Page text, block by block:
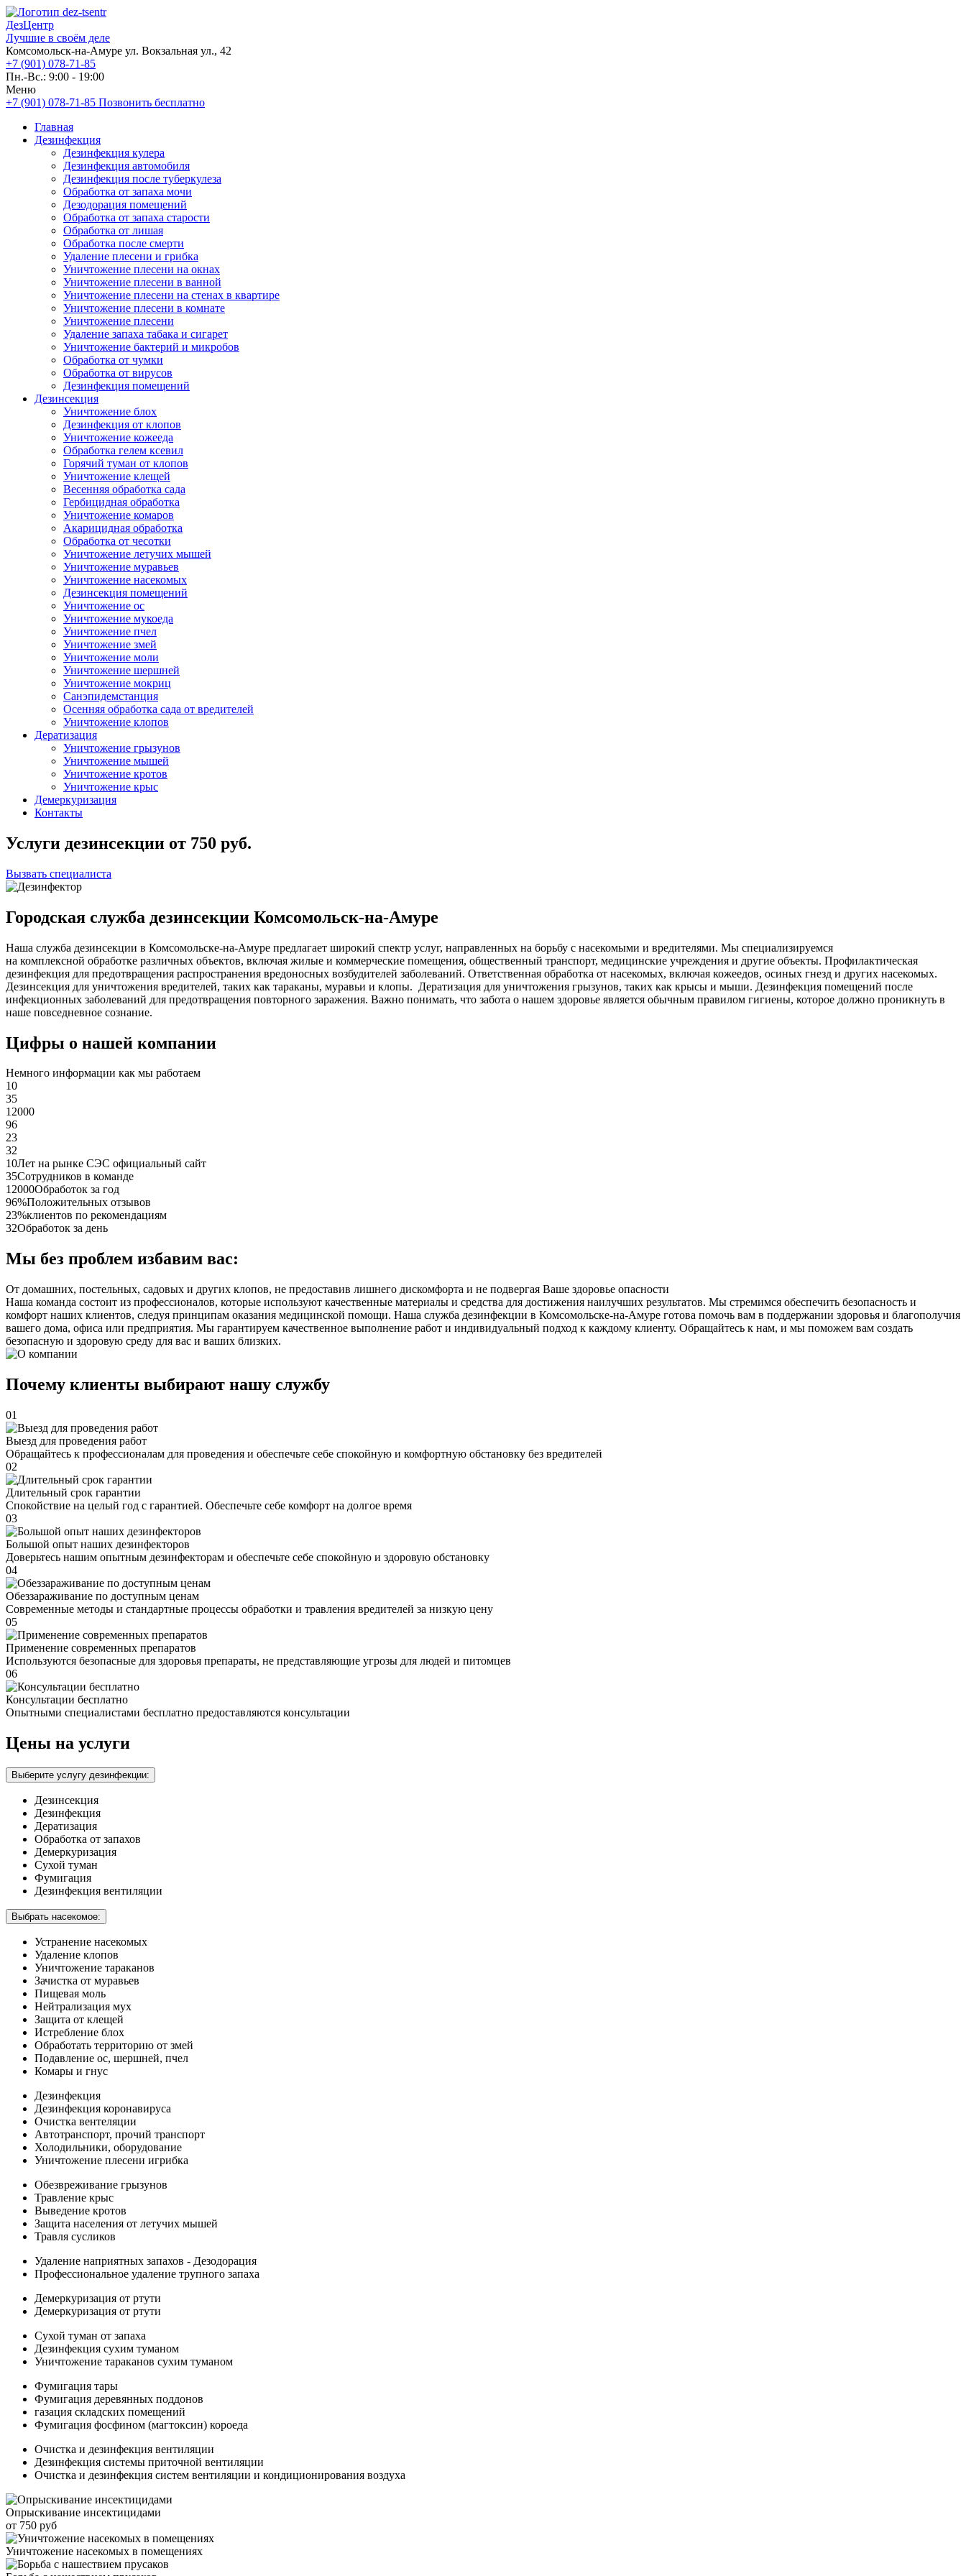
ДезЦентр
Лучшие в своём деле
Комсомольск-на-Амуре ул. Вокзальная ул., 42
+7 (901) 078-71-85
Пн.-Вс.: 9:00 - 19:00
Меню
+7 (901) 078-71-85 Позвонить бесплатно
Главная
Дезинфекция
Дезинфекция кулера
Дезинфекция автомобиля
Дезинфекция после туберкулеза
Обработка от запаха мочи
Дезодорация помещений
Обработка от запаха старости
Обработка от лишая
Обработка после смерти
Удаление плесени и грибка
Уничтожение плесени на окнах
Уничтожение плесени в ванной
Уничтожение плесени на стенах в квартире
Уничтожение плесени в комнате
Уничтожение плесени
Удаление запаха табака и сигарет
Уничтожение бактерий и микробов
Обработка от чумки
Обработка от вирусов
Дезинфекция помещений
Дезинсекция
Уничтожение блох
Дезинфекция от клопов
Уничтожение кожееда
Обработка гелем ксевил
Горячий туман от клопов
Уничтожение клещей
Весенняя обработка сада
Гербицидная обработка
Уничтожение комаров
Акарицидная обработка
Обработка от чесотки
Уничтожение летучих мышей
Уничтожение муравьев
Уничтожение насекомых
Дезинсекция помещений
Уничтожение ос
Уничтожение мукоеда
Уничтожение пчел
Уничтожение змей
Уничтожение моли
Уничтожение шершней
Уничтожение мокриц
Санэпидемстанция
Осенняя обработка сада от вредителей
Уничтожение клопов
Дератизация
Уничтожение грызунов
Уничтожение мышей
Уничтожение кротов
Уничтожение крыс
Демеркуризация
Контакты
Услуги дезинсекции от 750 руб.
Вызвать специалиста
Городская служба дезинсекции Комсомольск-на-Амуре
Наша служба дезинсекции в Комсомольске-на-Амуре предлагает широкий спектр услуг, направленных на борьбу с насекомыми и вредителями. Мы специализируемся
на комплексной обработке различных объектов, включая жилые и коммерческие помещения, общественный транспорт, медицинские учреждения и другие объекты. Профилактическая
дезинфекция для предотвращения распространения вредоносных возбудителей заболеваний. Ответственная обработка от насекомых, включая кожеедов, осиных гнезд и других насекомых.
Дезинсекция для уничтожения вредителей, таких как тараканы, муравьи и клопы. Дератизация для уничтожения грызунов, таких как крысы и мыши. Дезинфекция помещений после
инфекционных заболеваний для предотвращения повторного заражения. Важно понимать, что забота о нашем здоровье является обычным правилом гигиены, которое должно проникнуть в
наше повседневное сознание.
Цифры о нашей компании
Немного информации как мы работаем
10
35
12000
96
23
32
10Лет на рынке СЭС официальный сайт
35Сотрудников в команде
12000Обработок за год
96%Положительных отзывов
23%клиентов по рекомендациям
32Обработок за день
Мы без проблем избавим вас:
От домашних, постельных, садовых и других клопов, не предоставив лишнего дискомфорта и не подвергая Ваше здоровье опасности
Наша команда состоит из профессионалов, которые используют качественные материалы и средства для достижения наилучших результатов. Мы стремимся обеспечить безопасность и
комфорт наших клиентов, следуя принципам оказания медицинской помощи. Наша служба дезинфекции в Комсомольске-на-Амуре готова помочь вам в поддержании здоровья и благополучия
вашего дома, офиса или предприятия. Мы гарантируем качественное выполнение работ и индивидуальный подход к каждому клиенту. Обращайтесь к нам, и мы поможем вам создать
безопасную и здоровую среду для вас и ваших близких.
Почему клиенты выбирают нашу службу
01
Выезд для проведения работ
Обращайтесь к профессионалам для проведения и обеспечьте себе спокойную и комфортную обстановку без вредителей
02
Длительный срок гарантии
Спокойствие на целый год с гарантией. Обеспечьте себе комфорт на долгое время
03
Большой опыт наших дезинфекторов
Доверьтесь нашим опытным дезинфекторам и обеспечьте себе спокойную и здоровую обстановку
04
Обеззараживание по доступным ценам
Современные методы и стандартные процессы обработки и травления вредителей за низкую цену
05
Применение современных препаратов
Используются безопасные для здоровья препараты, не представляющие угрозы для людей и питомцев
06
Консультации бесплатно
Опытными специалистами бесплатно предоставляются консультации
Цены на услуги
Выберите услугу дезинфекции:
Дезинсекция
Дезинфекция
Дератизация
Обработка от запахов
Демеркуризация
Сухой туман
Фумигация
Дезинфекция вентиляции
Выбрать насекомое:
Устранение насекомых
Удаление клопов
Уничтожение тараканов
Зачистка от муравьев
Пищевая моль
Нейтрализация мух
Защита от клещей
Истребление блох
Обработать территорию от змей
Подавление ос, шершней, пчел
Комары и гнус
Дезинфекция
Дезинфекция коронавируса
Очистка вентеляции
Автотранспорт, прочий транспорт
Холодильники, оборудование
Уничтожение плесени игрибка
Обезвреживание грызунов
Травление крыс
Выведение кротов
Защита населения от летучих мышей
Травля сусликов
Удаление наприятных запахов - Дезодорация
Профессиональное удаление трупного запаха
Демеркуризация от ртути
Демеркуризация от ртути
Сухой туман от запаха
Дезинфекция сухим туманом
Уничтожение тараканов сухим туманом
Фумигация тары
Фумигация деревянных поддонов
газация складских помещений
Фумигация фосфином (магтоксин) короеда
Очистка и дезинфекция вентиляции
Дезинфекция системы приточной вентиляции
Очистка и дезинфекция систем вентиляции и кондиционирования воздуха
Опрыскивание инсектицидами
от 750 руб
Уничтожение насекомых в помещениях